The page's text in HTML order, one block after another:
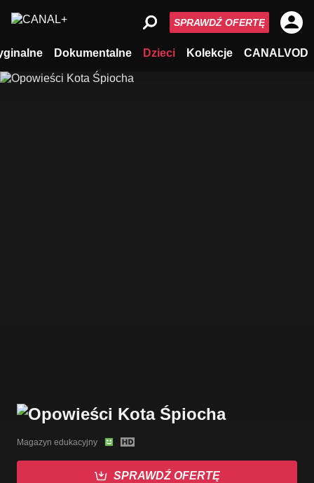
Dokumentalne Dzieci Kolekcje CANALVOD
SPRAWDŹ OFERTĘ
Magazyn edukacyjny
SPRAWDŹ OFERTĘ